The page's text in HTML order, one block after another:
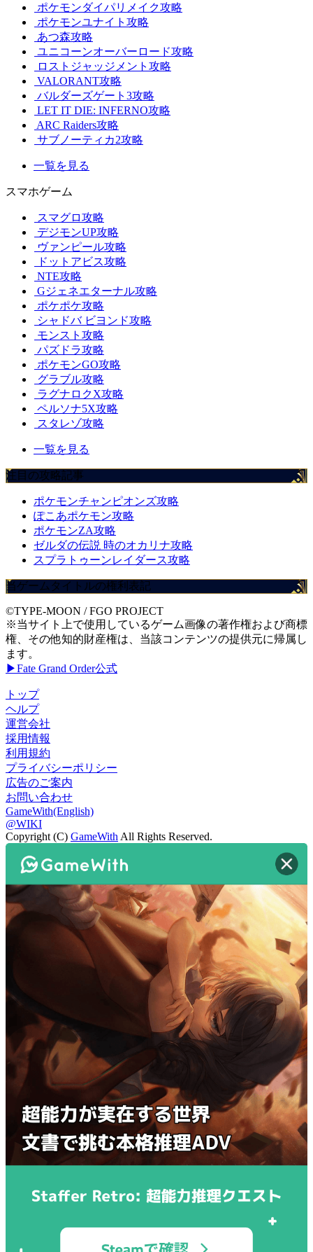
ポケモンダイパリメイク攻略
ポケモンユナイト攻略
あつ森攻略
ユニコーンオーバーロード攻略
ロストジャッジメント攻略
VALORANT攻略
バルダーズゲート3攻略
LET IT DIE: INFERNO攻略
ARC Raiders攻略
サブノーティカ2攻略
一覧を見る
スマホゲーム
スマグロ攻略
デジモンUP攻略
ヴァンピール攻略
ドットアビス攻略
NTE攻略
Gジェネエターナル攻略
ポケポケ攻略
シャドバ ビヨンド攻略
モンスト攻略
パズドラ攻略
ポケモンGO攻略
グラブル攻略
ラグナロクX攻略
ペルソナ5X攻略
スタレゾ攻略
一覧を見る
注目の攻略記事
ポケモンチャンピオンズ攻略
ぽこあポケモン攻略
ポケモンZA攻略
ゼルダの伝説 時のオカリナ攻略
スプラトゥーンレイダース攻略
当ゲームタイトルの権利表記
©TYPE-MOON / FGO PROJECT
※当サイト上で使用しているゲーム画像の著作権および商標
権、その他知的財産権は、当該コンテンツの提供元に帰属し
ます。
▶Fate Grand Order公式
トップ
ヘルプ
運営会社
採用情報
利用規約
プライバシーポリシー
広告のご案内
お問い合わせ
GameWith(English)
@WIKI
Copyright (C) GameWith All Rights Reserved.